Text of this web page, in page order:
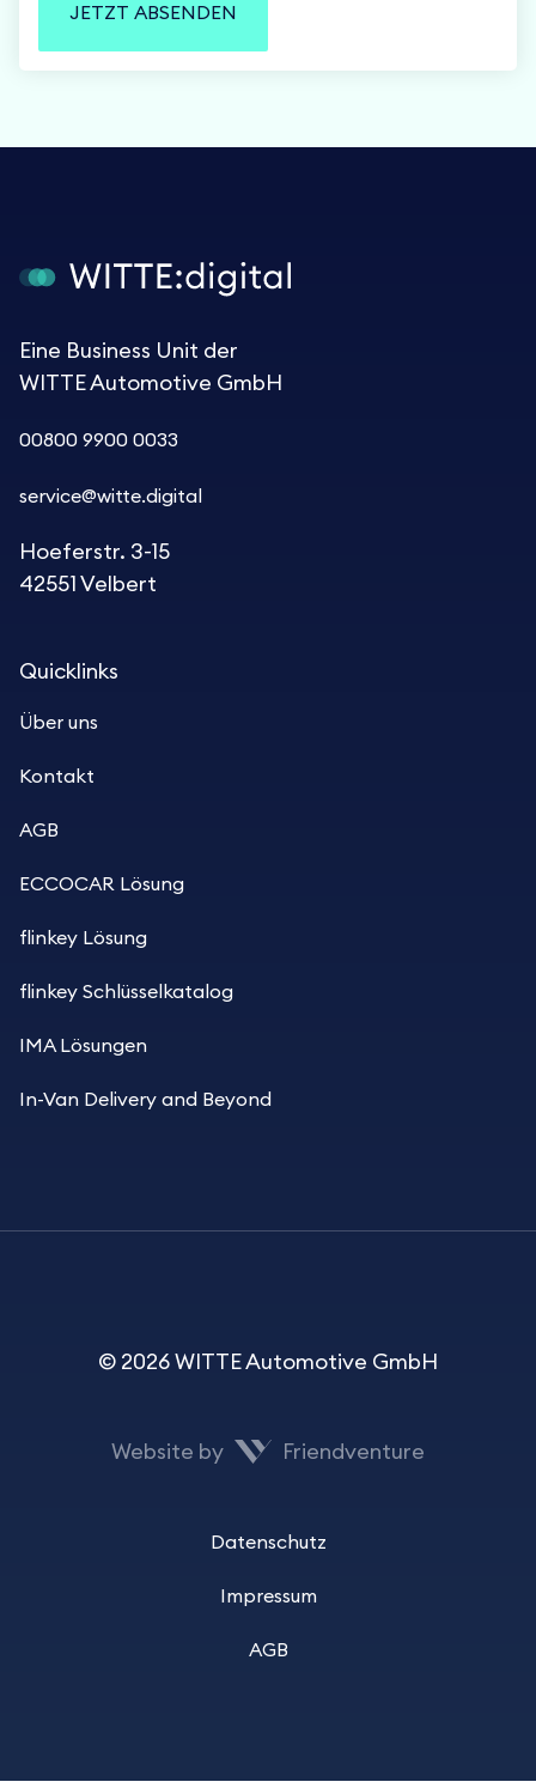
JETZT ABSENDEN
Eine Business Unit der
WITTE Automotive GmbH
00800 9900 0033
service@witte.digital
Hoeferstr. 3-15
42551 Velbert
Quicklinks
Über uns
Kontakt
AGB
ECCOCAR Lösung
flinkey Lösung
flinkey Schlüsselkatalog
IMA Lösungen
In-Van Delivery and Beyond
© 2026 WITTE Automotive GmbH
Website by Friendventure
Datenschutz
Impressum
AGB